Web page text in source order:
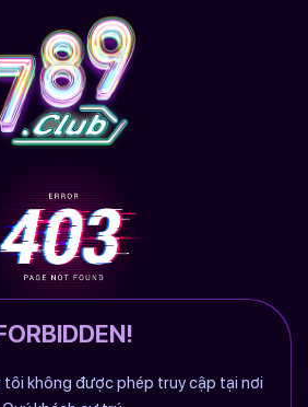
tôi không được phép truy cập tại nơi